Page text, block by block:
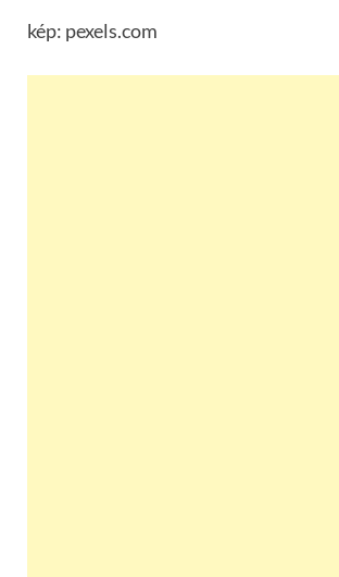
kép: pexels.com